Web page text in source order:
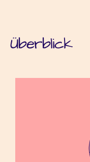
Überblick